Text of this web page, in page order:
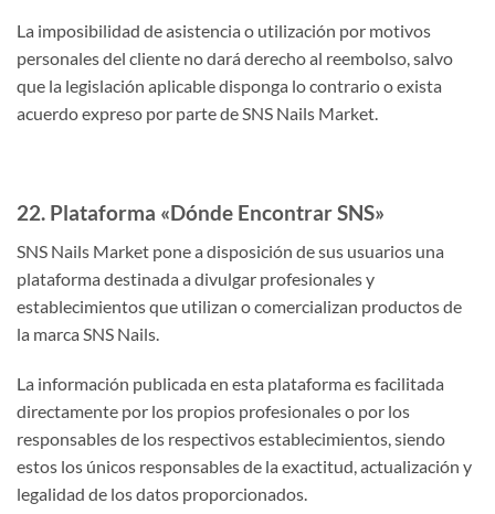
La imposibilidad de asistencia o utilización por motivos
personales del cliente no dará derecho al reembolso, salvo
que la legislación aplicable disponga lo contrario o exista
acuerdo expreso por parte de SNS Nails Market.
22. Plataforma «Dónde Encontrar SNS»
SNS Nails Market pone a disposición de sus usuarios una
plataforma destinada a divulgar profesionales y
establecimientos que utilizan o comercializan productos de
la marca SNS Nails.
La información publicada en esta plataforma es facilitada
directamente por los propios profesionales o por los
responsables de los respectivos establecimientos, siendo
estos los únicos responsables de la exactitud, actualización y
legalidad de los datos proporcionados.